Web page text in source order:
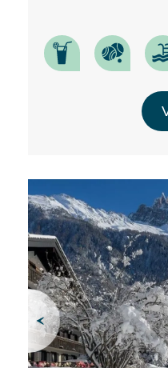
vous
acceptez
vous
désinscrire
à
tout
moment
à
l’aide
des
liens
de
désinscription